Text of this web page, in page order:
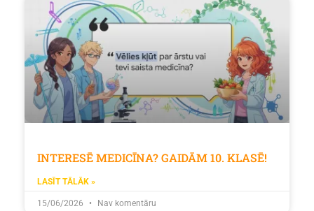
INTERESĒ MEDICĪNA? GAIDĀM 10. KLASĒ!
LASĪT TĀLĀK »
15/06/2026 Nav komentāru